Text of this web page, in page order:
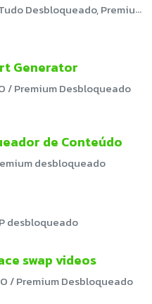
Premium Desbloqueado, Sem anúncios
Generator
/ Premium Desbloqueado
de Conteúdo
desbloqueado
desbloqueado
swap videos
/ Premium Desbloqueado